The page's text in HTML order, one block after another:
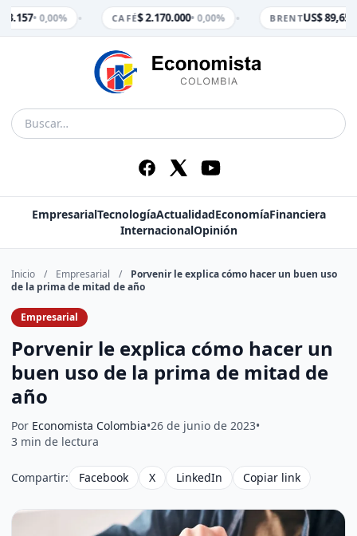
• 0,00% CAFÉ$ 2.170.000• 0,00% BRENTUS$ 89,65•
EmpresarialTecnologíaActualidadEconomíaFinanciera
InternacionalOpinión
Inicio / Empresarial /
Porvenir le explica cómo hacer un buen uso
de la prima de mitad de año
Empresarial
Porvenir le explica cómo hacer un
buen uso de la prima de mitad de
año
Por Economista Colombia•26 de junio de 2023•
3 min de lectura
Compartir: Facebook X LinkedIn Copiar link